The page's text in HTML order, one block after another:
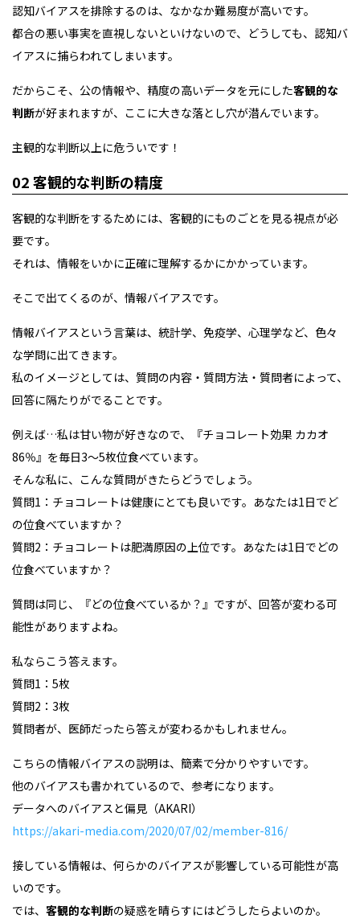
認知バイアスを排除するのは、なかなか難易度が高いです。
都合の悪い事実を直視しないといけないので、どうしても、認知バ
イアスに捕らわれてしまいます。
だからこそ、公の情報や、精度の高いデータを元にした客観的な
判断が好まれますが、ここに大きな落とし穴が潜んでいます。
主観的な判断以上に危ういです！
02 客観的な判断の精度
客観的な判断をするためには、客観的にものごとを見る視点が必
要です。
それは、情報をいかに正確に理解するかにかかっています。
そこで出てくるのが、情報バイアスです。
情報バイアスという言葉は、統計学、免疫学、心理学など、色々
な学問に出てきます。
私のイメージとしては、質問の内容・質問方法・質問者によって、
回答に隔たりがでることです。
例えば…私は甘い物が好きなので、『チョコレート効果 カカオ
86％』を毎日3〜5枚位食べています。
そんな私に、こんな質問がきたらどうでしょう。
質問1：チョコレートは健康にとても良いです。あなたは1日でど
の位食べていますか？
質問2：チョコレートは肥満原因の上位です。あなたは1日でどの
位食べていますか？
質問は同じ、『どの位食べているか？』ですが、回答が変わる可
能性がありますよね。
私ならこう答えます。
質問1：5枚
質問2：3枚
質問者が、医師だったら答えが変わるかもしれません。
こちらの情報バイアスの説明は、簡素で分かりやすいです。
他のバイアスも書かれているので、参考になります。
データへのバイアスと偏見（AKARI）
https://akari-media.com/2020/07/02/member-816/
接している情報は、何らかのバイアスが影響している可能性が高
いのです。
では、 客観的な判断の疑惑を晴らすにはどうしたらよいのか。